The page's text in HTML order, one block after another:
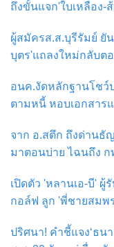
ถึงขั้นแจก'ใบเหลือง-
ผู้สมัครส.ส.บุรีรัมย์ ยั
บุตร'แถลงใหม่กลับต
อนค.งัดหลักฐานโชว์
ตามหนี้ หอบเอกสาร
จาก อ.สตึก ถึงด่านธั
มาตอนบ่าย ไฉนถึง ก
เปิดตัว 'หลานเอ-บี' ผู้
กอล์ฟ ลูก 'พี่ชายสมพ
ปริศนา! คำชี้แจง‘ธน